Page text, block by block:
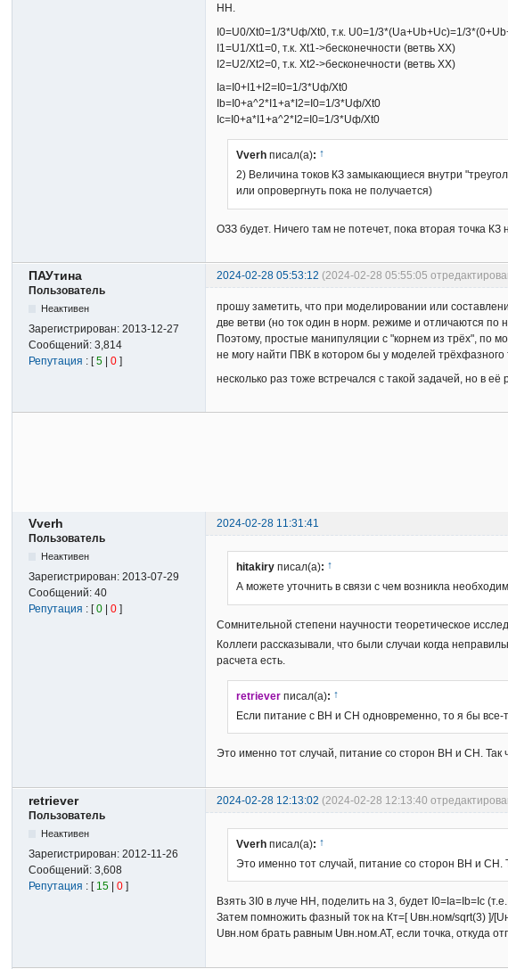
НН.
I0=U0/Xt0=1/3*Uф/Xt0, т.к. U0=1/3*(Ua+Ub+Uc)=1/
I1=U1/Xt1=0, т.к. Xt1->бесконечности (ветвь ХХ)
I2=U2/Xt2=0, т.к. Xt2->бесконечности (ветвь ХХ)
Ia=I0+I1+I2=I0=1/3*Uф/Xt0
Ib=I0+a^2*I1+a*I2=I0=1/3*Uф/Xt0
Ic=I0+a*I1+a^2*I2=I0=1/3*Uф/Xt0
Vverh писал(а): ↑
2) Величина токов КЗ замыкающиеся внутри
или опровергнуть пока не получается)
ОЗЗ будет. Ничего там не потечет, пока вторая точка КЗ
ПАУтина 2024-02-28 05:53:12 (2024-02-28 05:55:05
Пользователь
Неактивен
Зарегистрирован:2013-12-27
Сообщений:3,814
Репутация : [5 |0 ]
прошу заметить, что при моделировании или
две ветви (но ток один в норм. режиме и отличаются по
Поэтому, простые манипуляции с "корнем из трёх", по
не могу найти ПВК в котором бы у моделей
несколько раз тоже встречался с такой задачей, но в
Vverh
2024-02-28 11:31:41
Пользователь
Неактивен
Зарегистрирован:2013-07-29
Сообщений:40
Репутация : [0 |0 ]
hitakiry писал(а): ↑
А можете уточнить в связи с чем возникла
Сомнительной степени научности теоретическое
Коллеги рассказывали, что были случаи когда
расчета есть.
retriever писал(а): ↑
Если питание с ВН и СН одновременно, то я бы все-
Это именно тот случай, питание со сторон ВН и СН.
retriever 2024-02-28 12:13:02 (2024-02-28 12:13:40
Пользователь
Неактивен
Зарегистрирован:2012-11-26
Сообщений:3,608
Репутация : [ 15 |0 ]
Vverh писал(а): ↑
Это именно тот случай, питание со сторон ВН и СН.
Взять 3I0 в луче НН, поделить на 3, будет I0=Ia=Ib=Ic
Затем помножить фазный ток на Кт=[ Uвн.ном/sqrt(3) ]/
Uвн.ном брать равным Uвн.ном.АТ, если точка, откуда